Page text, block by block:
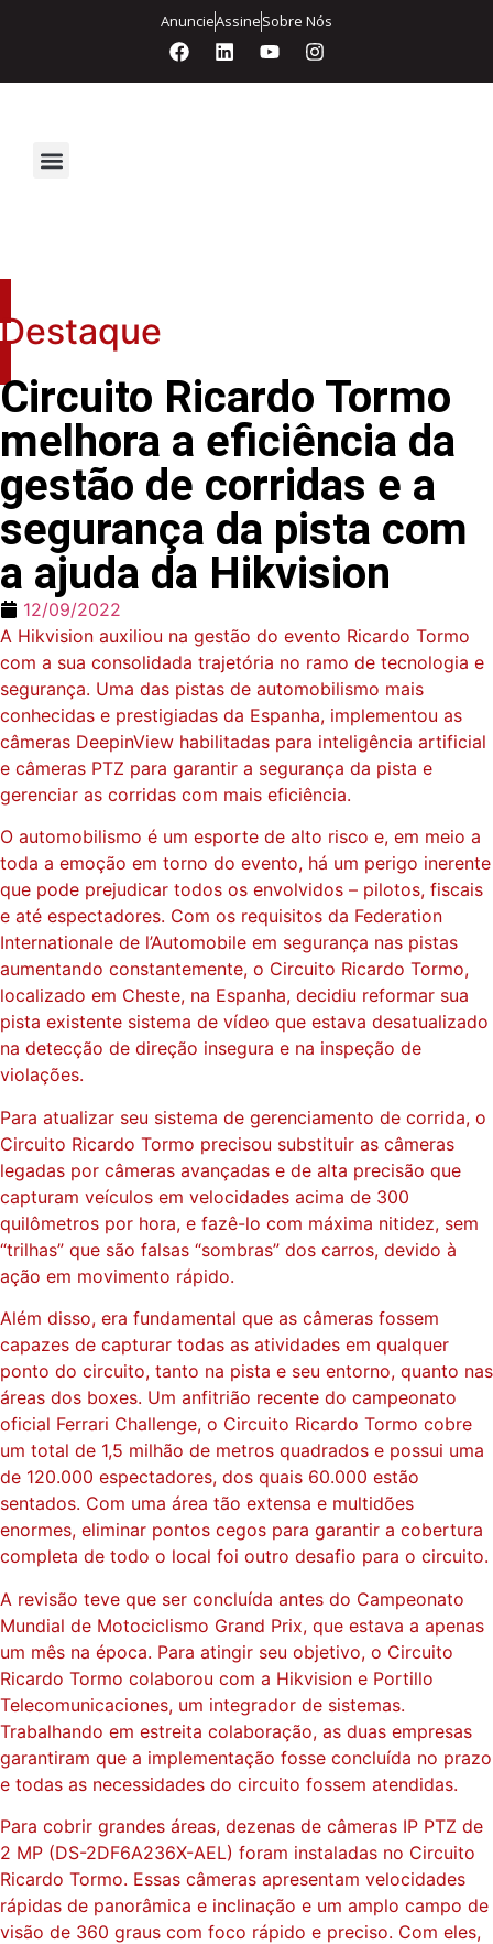
AnuncieAssineSobre Nós
Destaque
Circuito Ricardo Tormo
melhora a eficiência da
gestão de corridas e a
segurança da pista com
a ajuda da Hikvision
12/09/2022
A Hikvision auxiliou na gestão do evento Ricardo Tormo
com a sua consolidada trajetória no ramo de tecnologia e
segurança. Uma das pistas de automobilismo mais
conhecidas e prestigiadas da Espanha, implementou as
câmeras DeepinView habilitadas para inteligência artificial
e câmeras PTZ para garantir a segurança da pista e
gerenciar as corridas com mais eficiência.
O automobilismo é um esporte de alto risco e, em meio a
toda a emoção em torno do evento, há um perigo inerente
que pode prejudicar todos os envolvidos – pilotos, fiscais
e até espectadores. Com os requisitos da Federation
Internationale de l’Automobile em segurança nas pistas
aumentando constantemente, o Circuito Ricardo Tormo,
localizado em Cheste, na Espanha, decidiu reformar sua
pista existente sistema de vídeo que estava desatualizado
na detecção de direção insegura e na inspeção de
violações.
Para atualizar seu sistema de gerenciamento de corrida, o
Circuito Ricardo Tormo precisou substituir as câmeras
legadas por câmeras avançadas e de alta precisão que
capturam veículos em velocidades acima de 300
quilômetros por hora, e fazê-lo com máxima nitidez, sem
“trilhas” que são falsas “sombras” dos carros, devido à
ação em movimento rápido.
Além disso, era fundamental que as câmeras fossem
capazes de capturar todas as atividades em qualquer
ponto do circuito, tanto na pista e seu entorno, quanto nas
áreas dos boxes. Um anfitrião recente do campeonato
oficial Ferrari Challenge, o Circuito Ricardo Tormo cobre
um total de 1,5 milhão de metros quadrados e possui uma
de 120.000 espectadores, dos quais 60.000 estão
sentados. Com uma área tão extensa e multidões
enormes, eliminar pontos cegos para garantir a cobertura
completa de todo o local foi outro desafio para o circuito.
A revisão teve que ser concluída antes do Campeonato
Mundial de Motociclismo Grand Prix, que estava a apenas
um mês na época. Para atingir seu objetivo, o Circuito
Ricardo Tormo colaborou com a Hikvision e Portillo
Telecomunicaciones, um integrador de sistemas.
Trabalhando em estreita colaboração, as duas empresas
garantiram que a implementação fosse concluída no prazo
e todas as necessidades do circuito fossem atendidas.
Para cobrir grandes áreas, dezenas de câmeras IP PTZ de
2 MP (DS-2DF6A236X-AEL) foram instaladas no Circuito
Ricardo Tormo. Essas câmeras apresentam velocidades
rápidas de panorâmica e inclinação e um amplo campo de
visão de 360 graus com foco rápido e preciso. Com eles,